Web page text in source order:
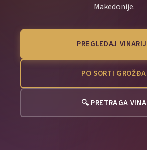
Makedonije.
PREGLEDAJ
PO SORTI GROŽĐA
🔍 PRETRAGA VINA